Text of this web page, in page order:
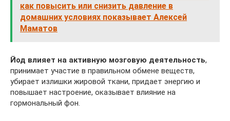
как повысить или снизить давление в
домашних условиях показывает Алексей
Маматов
Йод влияет на активную мозговую деятельность,
принимает участие в правильном обмене веществ,
убирает излишки жировой ткани, придает энергию и
повышает настроение, оказывает влияние на
гормональный фон.